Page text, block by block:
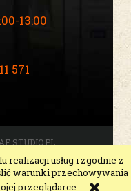
realizacji usług i zgodnie z
warunki przechowywania
przeglądarce.
13:00
571
AF STUDIO.PL
strony
Premium